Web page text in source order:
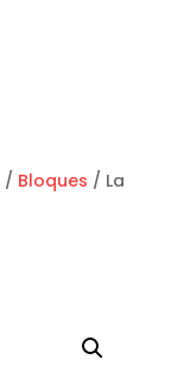
/ Bloques / La